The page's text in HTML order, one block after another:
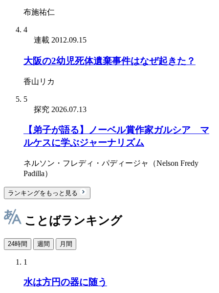
布施祐仁
4
連載 2012.09.15
大阪の2幼児死体遺棄事件はなぜ起きた？
香山リカ
5
探究 2026.07.13
【弟子が語る】ノーベル賞作家ガルシア゠マ
ルケスに学ぶジャーナリズム
ネルソン・フレディ・パディージャ（Nelson Fredy
Padilla）
ランキングをもっと見る
ことばランキング
24時間 週間 月間
1
水は方円の器に随う